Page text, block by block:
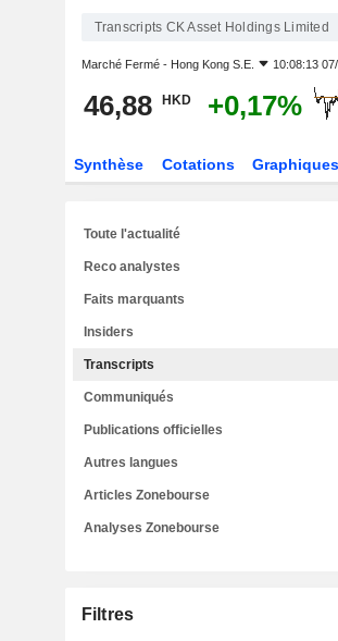
Transcripts CK Asset Holdings Limited
Marché Fermé - Hong Kong S.E. 10:08:13
46,88 HKD +0,17%
Synthèse Cotations Graphiques
Toute l'actualité
Reco analystes
Faits marquants
Insiders
Transcripts
Communiqués
Publications officielles
Autres langues
Articles Zonebourse
Analyses Zonebourse
Filtres